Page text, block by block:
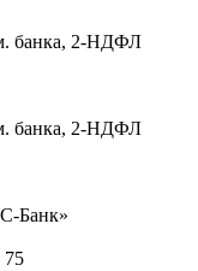
банка, 2-НДФЛ
банка, 2-НДФЛ
Банк»
75